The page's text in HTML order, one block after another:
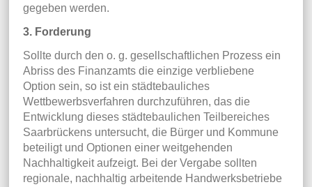
gegeben werden.
3. Forderung
Sollte durch den o. g. gesellschaftlichen Prozess ein
Abriss des Finanzamts die einzige verbliebene
Option sein, so ist ein städtebauliches
Wettbewerbsverfahren durchzuführen, das die
Entwicklung dieses städtebaulichen Teilbereiches
Saarbrückens untersucht, die Bürger und Kommune
beteiligt und Optionen einer weitgehenden
Nachhaltigkeit aufzeigt. Bei der Vergabe sollten
regionale, nachhaltig arbeitende Handwerksbetriebe